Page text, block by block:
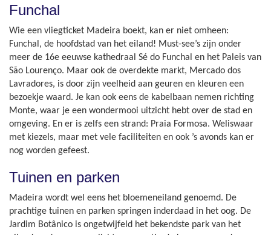
Funchal
Wie een vliegticket Madeira boekt, kan er niet omheen:
Funchal, de hoofdstad van het eiland! Must-see’s zijn onder
meer de 16e eeuwse kathedraal Sé do Funchal en het Paleis van
São Lourenço. Maar ook de overdekte markt, Mercado dos
Lavradores, is door zijn veelheid aan geuren en kleuren een
bezoekje waard. Je kan ook eens de kabelbaan nemen richting
Monte, waar je een wondermooi uitzicht hebt over de stad en
omgeving. En er is zelfs een strand: Praia Formosa. Weliswaar
met kiezels, maar met vele faciliteiten en ook ’s avonds kan er
nog worden gefeest.
Tuinen en parken
Madeira wordt wel eens het bloemeneiland genoemd. De
prachtige tuinen en parken springen inderdaad in het oog. De
Jardim Botânico is ongetwijfeld het bekendste park van het